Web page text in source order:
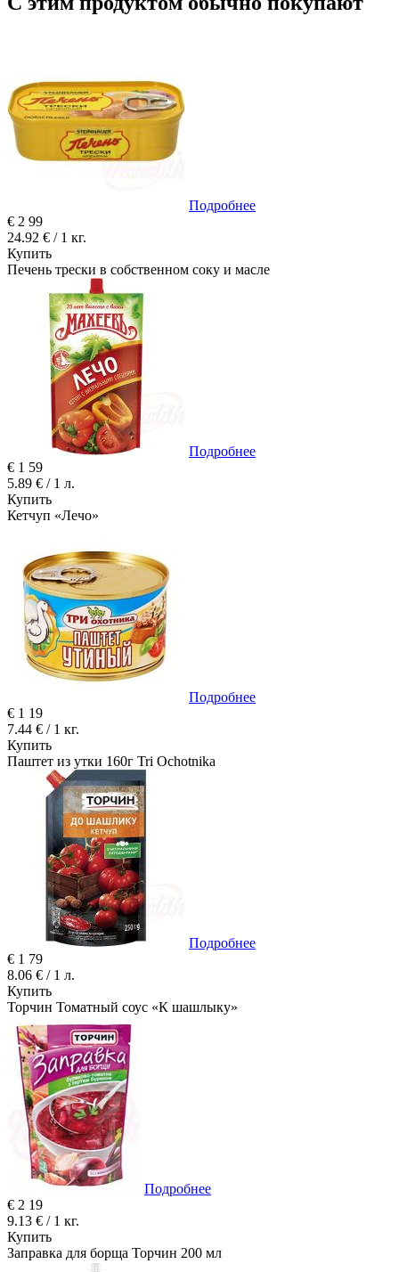
Подробнее
€ 2 99
24.92 € / 1 кг.
Купить
Печень трески в собственном соку и масле
Подробнее
€ 1 59
5.89 € / 1 л.
Купить
Кетчуп «Лечо»
Подробнее
€ 1 19
7.44 € / 1 кг.
Купить
Паштет из утки 160г Tri Ochotnika
Подробнее
€ 1 79
8.06 € / 1 л.
Купить
Торчин Томатный соус «К шашлыку»
Подробнее
€ 2 19
9.13 € / 1 кг.
Купить
Заправка для борща Торчин 200 мл